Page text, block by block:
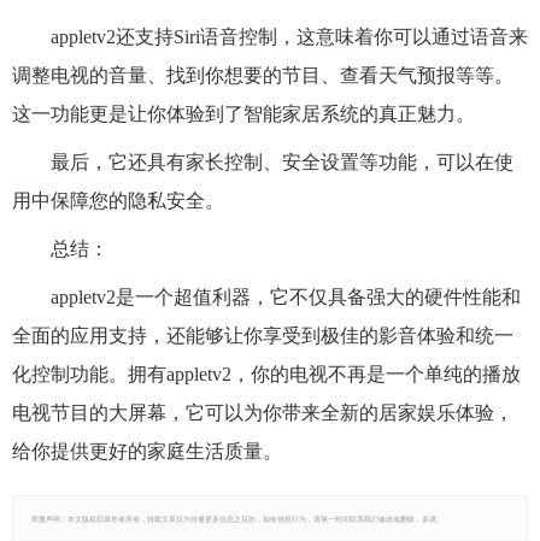
appletv2还支持Siri语音控制，这意味着你可以通过语音来
调整电视的音量、找到你想要的节目、查看天气预报等等。
这一功能更是让你体验到了智能家居系统的真正魅力。
最后，它还具有家长控制、安全设置等功能，可以在使
用中保障您的隐私安全。
总结：
appletv2是一个超值利器，它不仅具备强大的硬件性能和
全面的应用支持，还能够让你享受到极佳的影音体验和统一
化控制功能。拥有appletv2，你的电视不再是一个单纯的播放
电视节目的大屏幕，它可以为你带来全新的居家娱乐体验，
给你提供更好的家庭生活质量。
郑重声明：本文版权归原作者所有，转载文章仅为传播更多信息之目的，如有侵权行为，请第一时间联系我们修改或删除，多谢。